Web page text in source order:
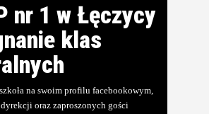
nr 1 w Łęczycy
klas
na swoim profilu facebookowym,
oraz zaproszonych gości